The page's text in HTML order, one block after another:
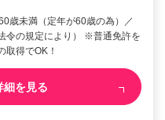
歳未満（定年が60歳の為）／
令の規定により） ※普通免許を
取得でOK！
細を見る